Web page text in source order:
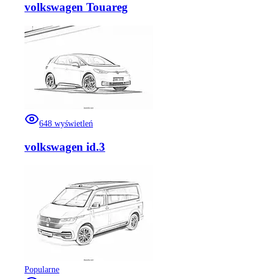
volkswagen Touareg
648 wyświetleń
volkswagen id.3
Popularne